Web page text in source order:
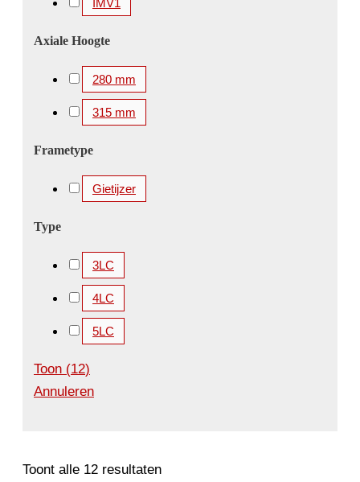
IMV1
Axiale Hoogte
280 mm
315 mm
Frametype
Gietijzer
Type
3LC
4LC
5LC
Toon (12)
Annuleren
Toont alle 12 resultaten